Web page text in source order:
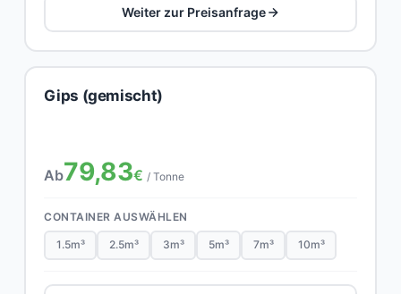
Weiter zur Preisanfrage
Gips (gemischt)
Ab79,83€ / Tonne
CONTAINER AUSWÄHLEN
1.5m³ 2.5m³ 3m³ 5m³ 7m³ 10m³